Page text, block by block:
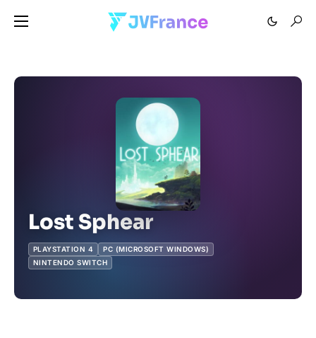
Lost Sphear
PLAYSTATION 4
PC (MICROSOFT WINDOWS)
NINTENDO SWITCH